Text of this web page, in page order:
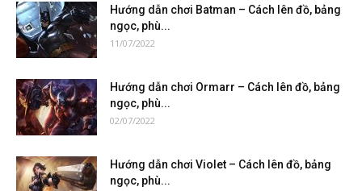
Hướng dẫn chơi Batman – Cách lên đồ, bảng
ngọc, phù...
11/07/2022
Hướng dẫn chơi Ormarr – Cách lên đồ, bảng
ngọc, phù...
02/07/2022
Hướng dẫn chơi Violet – Cách lên đồ, bảng
ngọc, phù...